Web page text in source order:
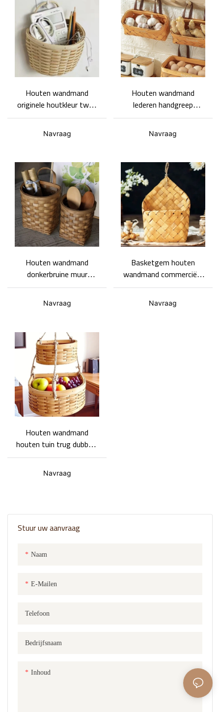
Stuur uw aanvraag
Naam
E-Mailen
Telefoon
Bedrijfsnaam
Inhoud
Houten wandmand
originele houtkleur twee
maten natuurlijke en
frisse stijl ondersteuning
op maat groothandel
Navraag
Houten wandmand
lederen handgreep
rechthoekige wandmand
keuken muur opslag
Navraag
Houten wandmand
donkerbruine muur
opslagmand twee maten
ondersteunen ODM en
OEM
Navraag
Basketgem houten
wandmand commerciële
muur gemonteerde
decoratieve mand
thuisopslagmand
Navraag
Houten wandmand
houten tuin trug dubbele
laag ontwerp speciale
Navraag